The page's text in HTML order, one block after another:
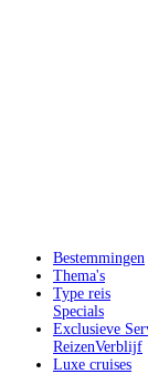
Bestemmingen
Thema's
Type reis
Specials
Exclusieve
ReizenVerblijf
Luxe cruises